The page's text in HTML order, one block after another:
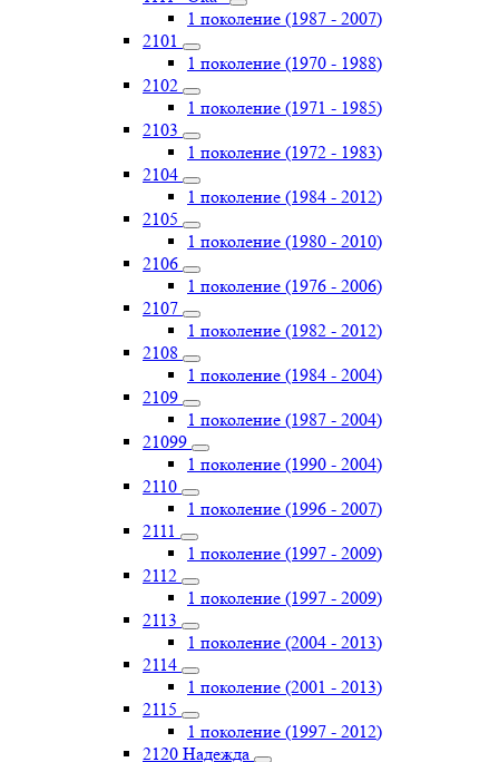
1 поколение (1987 - 2007)
2101
1 поколение (1970 - 1988)
2102
1 поколение (1971 - 1985)
2103
1 поколение (1972 - 1983)
2104
1 поколение (1984 - 2012)
2105
1 поколение (1980 - 2010)
2106
1 поколение (1976 - 2006)
2107
1 поколение (1982 - 2012)
2108
1 поколение (1984 - 2004)
2109
1 поколение (1987 - 2004)
21099
1 поколение (1990 - 2004)
2110
1 поколение (1996 - 2007)
2111
1 поколение (1997 - 2009)
2112
1 поколение (1997 - 2009)
2113
1 поколение (2004 - 2013)
2114
1 поколение (2001 - 2013)
2115
1 поколение (1997 - 2012)
2120 Надежда